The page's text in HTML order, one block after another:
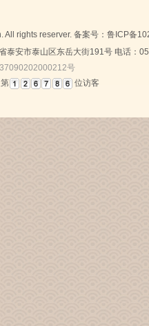
rights reserver. 备案号： 鲁ICP备
泰安市泰山区东岳大街191号 电话：
号
位访客